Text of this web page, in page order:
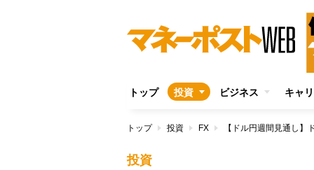
トップ 投資 ビジネス キャ
トップ 投資 FX 【ドル円週間見通し
投資